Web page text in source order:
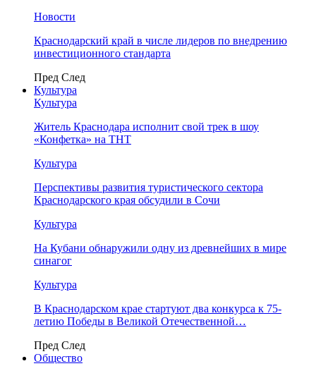
Новости
Краснодарский край в числе лидеров по внедрению
инвестиционного стандарта
Пред След
Культура
Культура
Житель Краснодара исполнит свой трек в шоу
«Конфетка» на ТНТ
Культура
Перспективы развития туристического сектора
Краснодарского края обсудили в Сочи
Культура
На Кубани обнаружили одну из древнейших в мире
синагог
Культура
В Краснодарском крае стартуют два конкурса к 75-
летию Победы в Великой Отечественной…
Пред След
Общество